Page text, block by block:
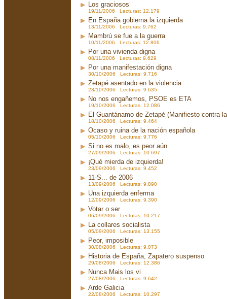
Los graciosos
19/11/2006 Lecturas: 12.179
En España gobierna la izquierda
13/11/2006 Lecturas: 9.762
Mambrú se fue a la guerra
10/11/2006 Lecturas: 12.806
Por una vivienda digna
08/11/2006 Lecturas: 9.629
Por una manifestación digna
30/10/2006 Lecturas: 9.716
Zetapé asentado en la violencia
23/10/2006 Lecturas: 9.635
No nos engañemos, PSOE es ETA
19/10/2006 Lecturas: 12.086
El Guantánamo de Zetapé (Manifiesto contra
18/10/2006 Lecturas: 9.464
Ocaso y ruina de la nación española
05/10/2006 Lecturas: 9.776
Si no es malo, es peor aún
27/09/2006 Lecturas: 10.697
¡Qué mierda de izquierda!
23/09/2006 Lecturas: 9.452
11-S... de 2006
13/09/2006 Lecturas: 9.890
Una izquierda enferma
12/09/2006 Lecturas: 9.390
Votar o ser
06/09/2006 Lecturas: 10.217
La collares socialista
05/09/2006 Lecturas: 13.155
Peor, imposible
30/08/2006 Lecturas: 9.073
Historia de España, Zapatero suspenso
29/08/2006 Lecturas: 12.386
Nunca Mais los vi
27/08/2006 Lecturas: 9.642
Arde Galicia
22/08/2006 Lecturas: 10.297